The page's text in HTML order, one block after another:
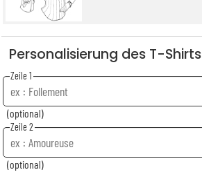
Personalisierung des T-Shirts
Zeile 1
(optional)
Zeile 2
(optional)